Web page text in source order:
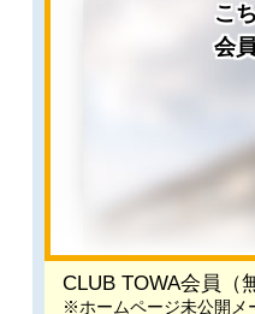
こ
会
CLUB TOWA会員（
※ホームページ未公開メ